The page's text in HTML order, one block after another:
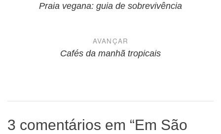
Praia vegana: guia de sobrevivência
AVANÇAR
Cafés da manhã tropicais
3 comentários em “Em São